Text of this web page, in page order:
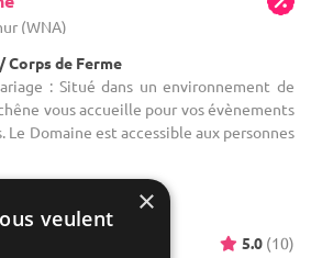
(WNA)
Corps de Ferme
: Situé dans un environnement de
vous accueille pour vos évènements
Le Domaine est accessible aux personnes
5.0 (10)
×
veulent